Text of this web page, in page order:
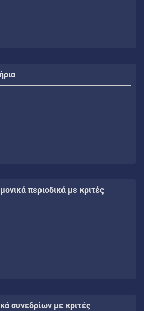
περιοδικά με κριτές
συνεδρίων με κριτές